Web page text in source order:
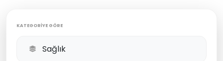
KATEGORIYE GÖRE